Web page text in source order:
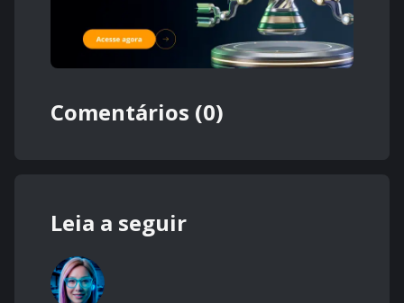
Comentários (0)
Leia a seguir